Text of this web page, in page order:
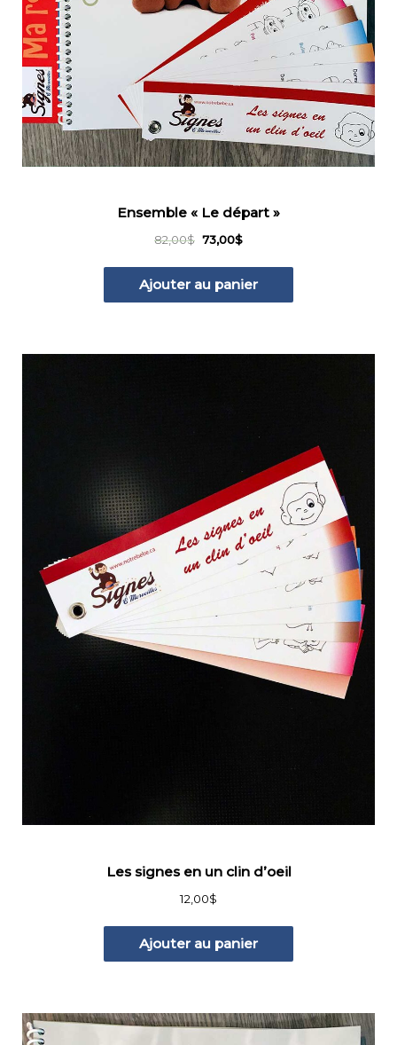
Ensemble « Le départ »
82,00$ Le
initial
était :
73,00$Le
actuel
est :
Ajouter au panier
Les signes en un clin d’oeil
12,00$
Ajouter au panier